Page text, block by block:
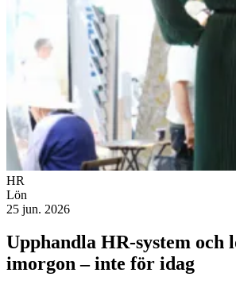
HR
Lön
25 jun. 2026
Upphandla HR-system och
imorgon – inte för idag